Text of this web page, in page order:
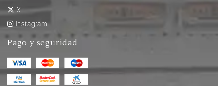
X
Instagram
Pago y seguridad